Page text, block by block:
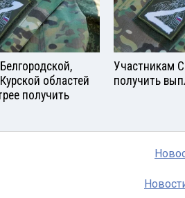
областей
получить
Участникам
получить